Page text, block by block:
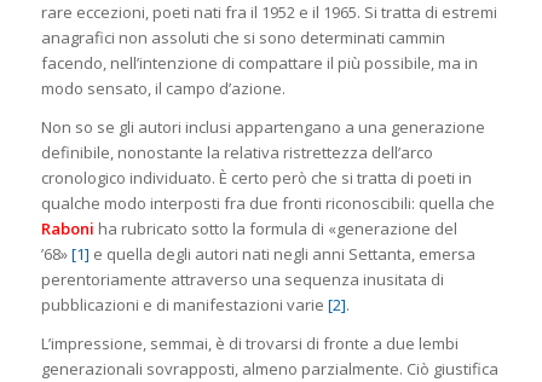
rare eccezioni, poeti nati fra il 1952 e il 1965. Si tratta di estremi
anagrafici non assoluti che si sono determinati cammin
facendo, nell’intenzione di compattare il più possibile, ma in
modo sensato, il campo d’azione.
Non so se gli autori inclusi appartengano a una generazione
definibile, nonostante la relativa ristrettezza dell’arco
cronologico individuato. È certo però che si tratta di poeti in
qualche modo interposti fra due fronti riconoscibili: quella che
Raboni ha rubricato sotto la formula di «generazione del
’68»[1] e quella degli autori nati negli anni Settanta, emersa
perentoriamente attraverso una sequenza inusitata di
pubblicazioni e di manifestazioni varie [2].
L’impressione, semmai, è di trovarsi di fronte a due lembi
generazionali sovrapposti, almeno parzialmente. Ciò giustifica